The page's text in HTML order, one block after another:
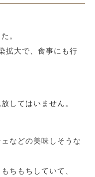
。
拡大で、食事にも行
してはいません。
などの美味しそうな
ちもちしていて、